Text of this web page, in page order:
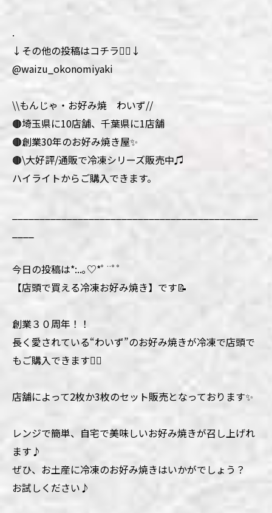
.
↓その他の投稿はコチラ💁‍♀️↓
@waizu_okonomiyaki
\\もんじゃ・お好み焼 わいず//
🟤埼玉県に10店舗、千葉県に1店舗
🟤創業30年のお好み焼き屋✨
🟤\大好評/通販で冷凍シリーズ販売中♫
ハイライトからご購入できます。
今日の投稿は*:..｡♡*ﾟ¨ﾟﾟ
【店頭で買える冷凍お好み焼き】です📝
創業３０周年！！
長く愛されている“わいず”のお好み焼きが冷凍で店頭で
もご購入できます🙋‍♀️
店舗によって2枚か3枚のセット販売となっております✨
レンジで簡単、自宅で美味しいお好み焼きが召し上げれ
ます♪
ぜひ、お土産に冷凍のお好み焼きはいかがでしょう？
お試しください♪